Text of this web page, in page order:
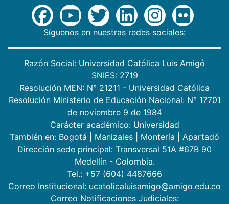
Síguenos en nuestras redes sociales:
Razón Social: Universidad Católica Luis Amigó
SNIES: 2719
Resolución MEN: N° 21211 - Universidad Católica
Resolución Ministerio de Educación Nacional: N° 17701
de noviembre 9 de 1984
Carácter académico: Universidad
También en: Bogotá Manizales Montería
Apartadó
Dirección sede principal: Transversal 51A #67B 90
Medellín - Colombia.
Tel.: +57 (604) 4487666
Correo Institucional: ucatolicaluisamigo@amigo.edu.co
Correo Notificaciones Judiciales: